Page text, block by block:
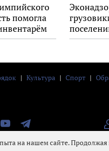
помогла
| Культура | Спорт |
YouTubeТелеграм
на нашем сайте.